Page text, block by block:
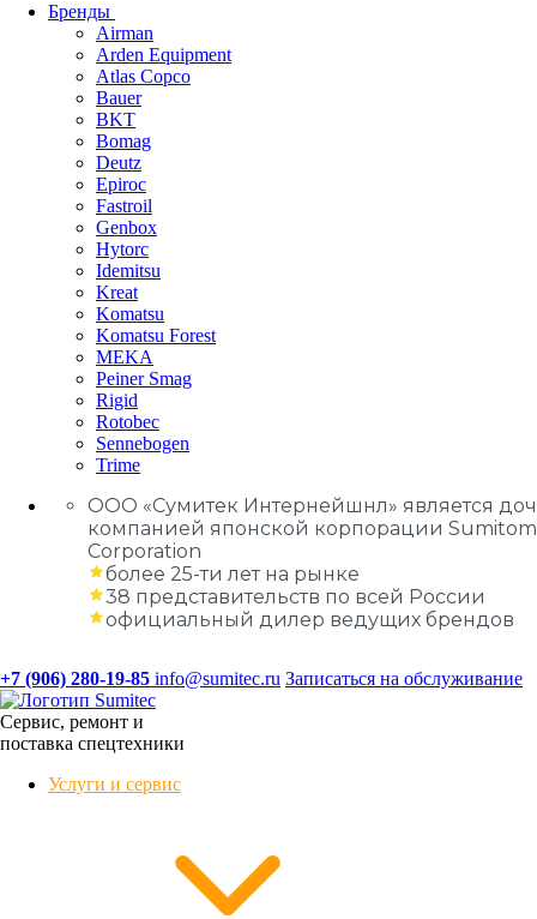
Бренды
Airman
Arden Equipment
Atlas Сopco
Bauer
BKT
Bomag
Deutz
Epiroc
Fastroil
Genbox
Hytorc
Idemitsu
Kreat
Komatsu
Komatsu Forest
MEKA
Peiner Smag
Rigid
Rotobec
Sennebogen
Trime
ООО «Сумитек Интернейшнл» является
компанией японской корпорации
Corporation
более 25-ти лет на рынке
38 представительств по всей России
официальный дилер ведущих брендов
+7 (906) 280-19-85 info@sumitec.ru Записаться на обслуживание
Сервис, ремонт и
поставка спецтехники
Услуги и сервис